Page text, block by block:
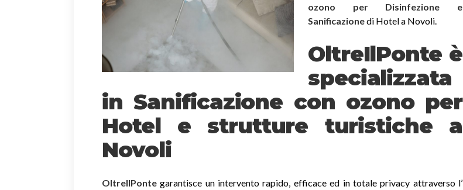
ozono per Disinfezione e
Sanificazionedi Hotel a Novoli.
OltreIlPonte è
specializzata
in Sanificazione con ozono per
Hotel e strutture turistiche a
Novoli
OltreIlPonte garantisce un intervento rapido, efficace ed in totale privacy attraverso l’